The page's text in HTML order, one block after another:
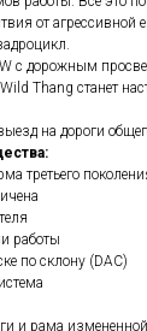
от
с дорожным
Thang станет
на дороги
третьего
работы
по склону (DAC)
и рама